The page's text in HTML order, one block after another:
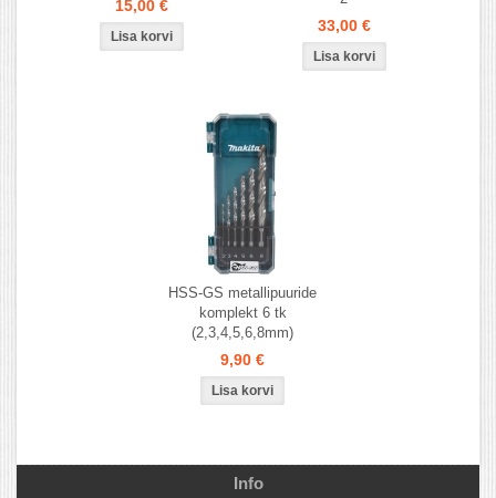
15,00 €
33,00 €
HSS-GS metallipuuride
komplekt 6 tk
(2,3,4,5,6,8mm)
9,90 €
Info